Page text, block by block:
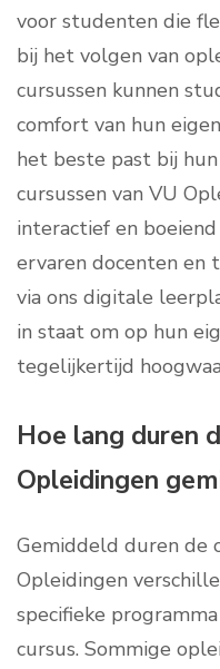
voor studenten die
bij het volgen van
cursussen kunnen
comfort van hun
het beste past bij
cursussen van VU
interactief en
ervaren docenten en
via ons digitale
in staat om op hun
tegelijkertijd
Hoe lang duren
Opleidingen
Gemiddeld duren de
Opleidingen
specifieke
cursus. Sommige